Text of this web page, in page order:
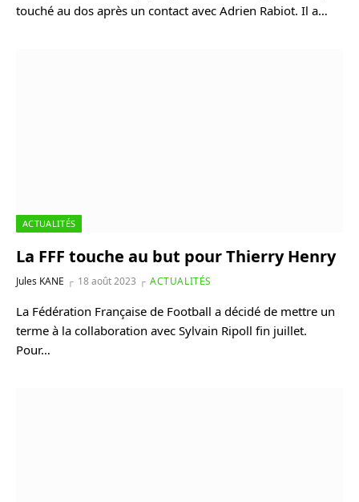
touché au dos après un contact avec Adrien Rabiot. Il a…
ACTUALITÉS
La FFF touche au but pour Thierry Henry
Jules KANE 18 août 2023 ACTUALITÉS
La Fédération Française de Football a décidé de mettre un
terme à la collaboration avec Sylvain Ripoll fin juillet.
Pour…